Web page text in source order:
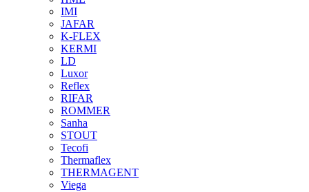
IMI
JAFAR
K-FLEX
KERMI
LD
Luxor
Reflex
RIFAR
ROMMER
Sanha
STOUT
Tecofi
Thermaflex
THERMAGENT
Viega